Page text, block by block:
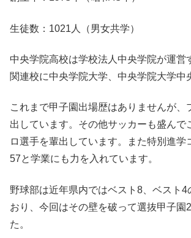
生徒数：1021人（男女共学）
中央学院高校は学校法人中央学院が運営
関連校に中央学院大学、中央学院大学中
これまで甲子園出場歴はありませんが、
出しています。その他サッカーも盛んで
ロ選手を輩出しています。また特別進学
57と学業にも力を入れています。
野球部は近年県内ではベスト8、ベスト4
おり、今回はその壁を破って選抜甲子園
た。